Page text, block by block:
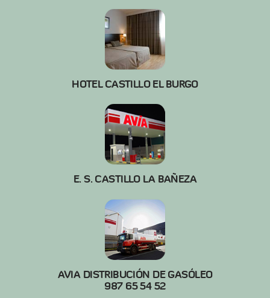
HOTEL CASTILLO EL BURGO
E. S. CASTILLO LA BAÑEZA
AVIA DISTRIBUCIÓN DE GASÓLEO
987 65 54 52